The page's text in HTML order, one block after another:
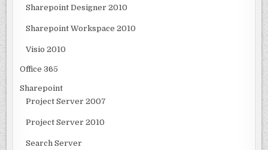
Sharepoint Designer 2010
Sharepoint Workspace 2010
Visio 2010
Office 365
Sharepoint
Project Server 2007
Project Server 2010
Search Server